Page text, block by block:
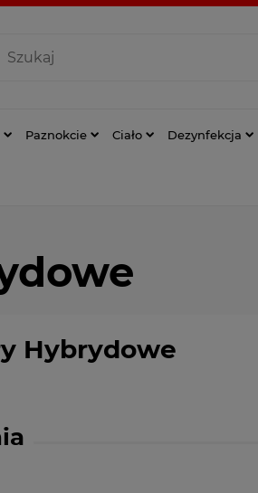
Paznokcie Ciało Dezynfekcja
Hybrydowe